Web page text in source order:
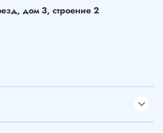
дом 3, строение 2